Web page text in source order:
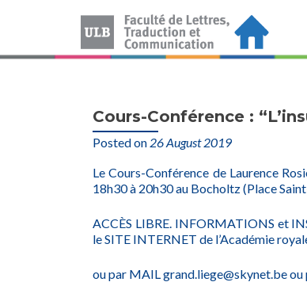
Cours-Conférence :
Posted on 26 August 2019
Le Cours-Conférence de Laurence
18h30 à 20h30 au Bocholtz (Place
ACCÈS LIBRE. INFORMATIONS et
le SITE INTERNET de l’Académie
ou par MAIL grand.liege@skynet.be